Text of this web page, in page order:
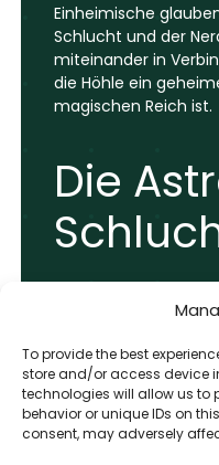
To provide the best
store and/or access device
technologies will allow us
behavior or unique IDs on
consent, may adversely
Einheimische
Schlucht und der
miteinander in
die Höhle ein
magischen Reich ist.
Die
Ebenfalls in der
gelegen, bietet
Schlucht eine
Gelegenheit für